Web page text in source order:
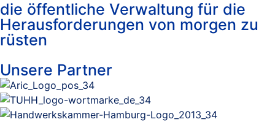
die öffentliche Verwaltung für die
Herausforderungen von morgen zu
rüsten
Unsere Partner